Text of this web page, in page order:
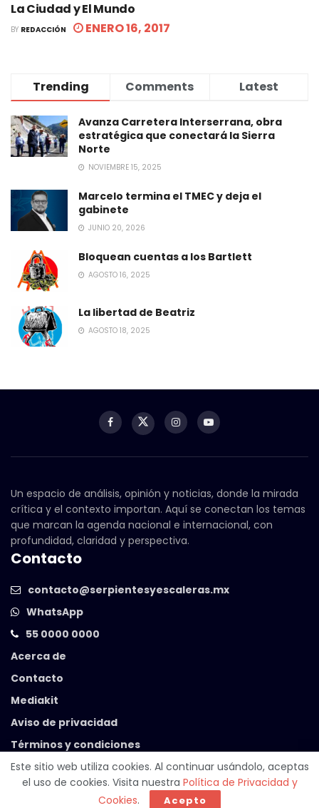
La Ciudad y El Mundo
BY REDACCIÓN ENERO 16, 2017
Trending Comments Latest
Avanza Carretera Interserrana, obra
estratégica que conectará la Sierra
Norte
NOVIEMBRE 15, 2025
Marcelo termina el TMEC y deja el
gabinete
JUNIO 20, 2026
Bloquean cuentas a los Bartlett
AGOSTO 16, 2025
La libertad de Beatriz
AGOSTO 18, 2025
Un espacio de análisis, opinión y noticias, donde la mirada
crítica y el contexto importan. Aquí se conectan los temas
que marcan la agenda nacional e internacional, con
profundidad, claridad y perspectiva.
Contacto
contacto@serpientesyescaleras.mx
WhatsApp
55 0000 0000
Acerca de
Contacto
Mediakit
Aviso de privacidad
Términos y condiciones
© 2025 Serpientes y Escaleras. Powered by
Este sitio web utiliza cookies. Al continuar usándolo, aceptas
el uso de cookies. Visita nuestra Política de Privacidad y
Cookies. Acepto